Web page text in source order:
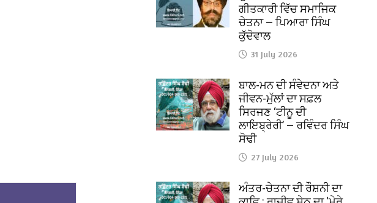
ਗੀਤਕਾਰੀ ਵਿੱਚ ਸਮਾਜਿਕ
ਚੇਤਨਾ — ਪਿਆਰਾ ਸਿੰਘ
ਕੁੱਦੋਵਾਲ
31 July 2026
ਬਾਲ-ਮਨ ਦੀ ਸੰਵੇਦਨਾ ਅਤੇ
ਜੀਵਨ-ਮੁੱਲਾਂ ਦਾ ਸਫ਼ਲ
ਸਿਰਜਣ ‘ਟੀਨੂ ਦੀ
ਲਾਇਬ੍ਰੇਰੀ’ — ਰਵਿੰਦਰ ਸਿੰਘ
ਸੋਢੀ
27 July 2026
ਅੰਤਰ-ਚੇਤਨਾ ਦੀ ਰੌਸ਼ਨੀ ਦਾ